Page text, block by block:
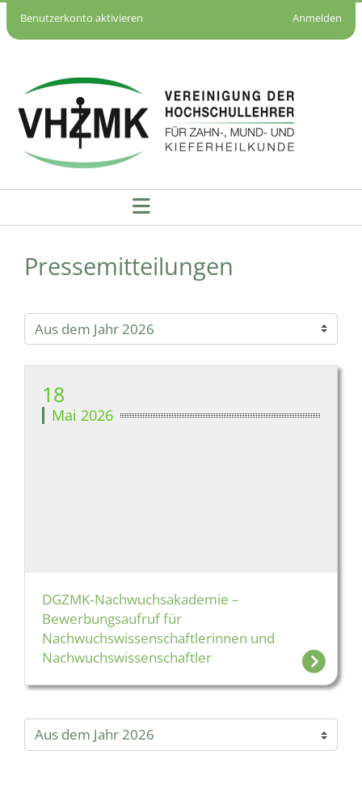
Benutzerkonto aktivieren Anmelden
Pressemitteilungen
18
Mai 2026
DGZMK‑Nachwuchsakademie –
Bewerbungsaufruf für
Nachwuchswissenschaftlerinnen und
Nachwuchswissenschaftler